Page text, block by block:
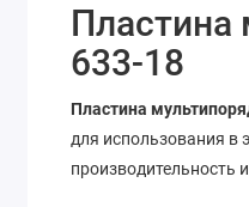
Пластина
633-18
Пластина
для использования в
производительность